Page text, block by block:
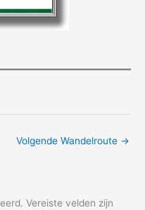
Volgende Wandelroute →
Vereiste velden zijn